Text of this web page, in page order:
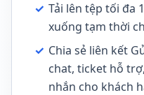
✓ Tải lên tệp tối đa
xuống tạm thời
✓ Chia sẻ liên kết
chat, ticket hỗ
nhắn cho khách